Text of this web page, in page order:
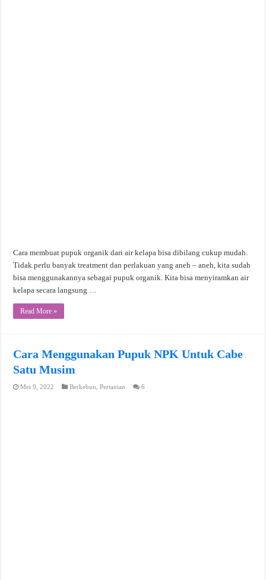
Cara membuat pupuk organik dari air kelapa bisa dibilang cukup mudah.
Tidak perlu banyak treatment dan perlakuan yang aneh – aneh, kita sudah
bisa menggunakannya sebagai pupuk organik. Kita bisa menyiramkan air
kelapa secara langsung …
Read More »
Cara Menggunakan Pupuk NPK Untuk Cabe
Satu Musim
Mei 9, 2022 Berkebun,Pertanian 6